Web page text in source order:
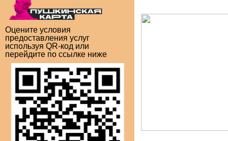
Оцените условия
предоставления услуг
используя QR-код или
перейдите по ссылке ниже